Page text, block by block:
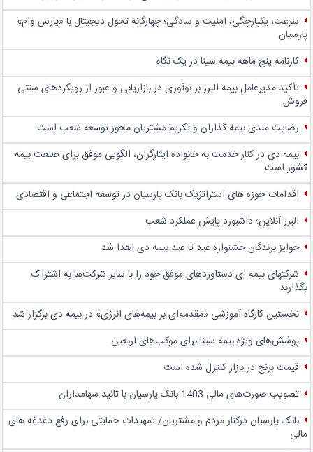
سرعت، یکپارچگی، امنیت و سادگی؛ چهار‌گانه تحول دیجیتال با «پارس وام»
پارسیان
کارنامه پنج ماهه بیمه سینا در یک نگاه
تأکید مدیرعامل بیمه البرز بر نوآوری در بازاریابی و عبور از رویکردهای سنتی
فروش
رضایت مندی بیمه گذاران و تکریم مشتریان محور توسعه شعب است
بیمه دی در کنار خدمت به خانواده ایثارگران، الگویی موفق برای صنعت بیمه
کشور است
اقدامات حوزه های استراتژیک بانک پارسیان در توسعه اجتماعی و اقتصادی
البرز آنلاین؛ داشبورد پایش عملکرد شعب
جوایز برندگان جشنواره عید تا عید بیمه دی اهدا شد
شرکتهای بیمه ای دستاوردهای موفق خود را با سایر شرکت‌ها به اشتراک
بگذارند
نخستین کارگاه آموزشی «مقدمه‌ای بر بیمه‌های انرژی» در بیمه دی برگزار شد
پوشش‌های ویژه بیمه سینا برای موکب‌های اربعین
قیمت برنج در بازار کنترل شده است
تصویب صورت‌های مالی 1403 بانک پارسیان با تائید سهامداران
بانک پارسیان درکنار مردم و مشتریان/ تمهیدات حمایتی برای رفع دغدغه های
مالی